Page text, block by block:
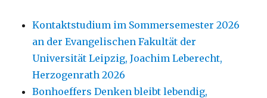
Kontaktstudium im Sommersemester 2026
an der Evangelischen Fakultät der
Universität Leipzig, Joachim Leberecht,
Herzogenrath 2026
Bonhoeffers Denken bleibt lebendig,